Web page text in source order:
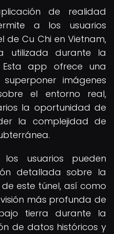
de realidad
a los usuarios
de Cu Chi en Vietnam,
utilizada durante la
app ofrece una
imágenes
el entorno real,
la oportunidad de
la complejidad de
usuarios pueden
detallada sobre la
este túnel, así como
más profunda de
tierra durante la
de datos históricos y